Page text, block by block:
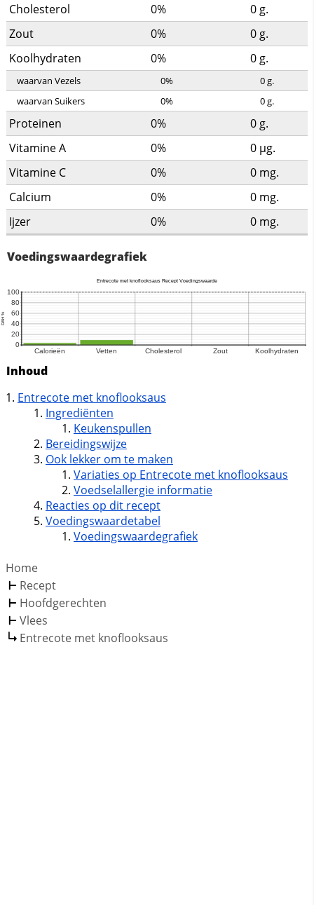
Cholesterol 0% 0 g.
Zout
0% 0 g.
Koolhydraten
0% 0 g.
waarvan Vezels 0% 0g.
waarvan Suikers
0% 0g.
Proteinen 0% 0 g.
Vitamine A
0% 0 µg.
Vitamine C
0% 0 mg.
Calcium
0% 0 mg.
Ijzer
0% 0 mg.
Voedingswaardegrafiek
Inhoud
Entrecote met knoflooksaus
Ingrediënten
Keukenspullen
Bereidingswijze
Ook lekker om te maken
Variaties op Entrecote met knoflooksaus
Voedselallergie informatie
Reacties op dit recept
Voedingswaardetabel
Voedingswaardegrafiek
Home
Recept
Hoofdgerechten
Vlees
Entrecote met knoflooksaus